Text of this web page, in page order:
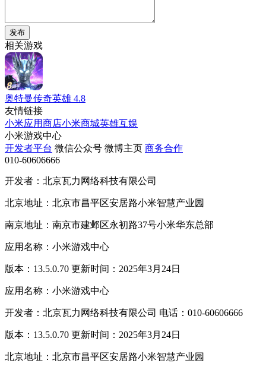
发布
相关游戏
奥特曼传奇英雄 4.8
友情链接
小米应用商店小米商城英雄互娱
小米游戏中心
开发者平台 微信公众号 微博主页 商务合作
010-60606666
开发者：北京瓦力网络科技有限公司
北京地址：北京市昌平区安居路小米智慧产业园
南京地址：南京市建邺区永初路37号小米华东总部
应用名称：小米游戏中心
版本：13.5.0.70 更新时间：2025年3月24日
应用名称：小米游戏中心
开发者：北京瓦力网络科技有限公司 电话：010-60606666
版本：13.5.0.70 更新时间：2025年3月24日
北京地址：北京市昌平区安居路小米智慧产业园